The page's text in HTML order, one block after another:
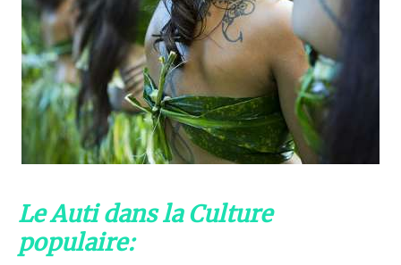
Le Auti dans la Culture
populaire: